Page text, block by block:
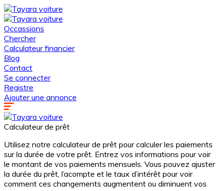
Occassions
Chercher
Calculateur financier
Blog
Contact
Se connecter
Registre
Ajouter une annonce
Calculateur de prêt
Utilisez notre calculateur de prêt pour calculer les paiements
sur la durée de votre prêt. Entrez vos informations pour voir
le montant de vos paiements mensuels. Vous pouvez ajuster
la durée du prêt, l’acompte et le taux d’intérêt pour voir
comment ces changements augmentent ou diminuent vos